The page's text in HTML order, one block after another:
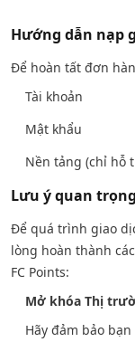
Hướng dẫn nạp
Để hoàn tất đơn
Tài khoản
Mật khẩu
Nền tảng (chỉ hỗ
Lưu ý quan
Để quá trình giao
lòng hoàn thành
FC Points:
Mở khóa Thị
Hãy đảm bảo